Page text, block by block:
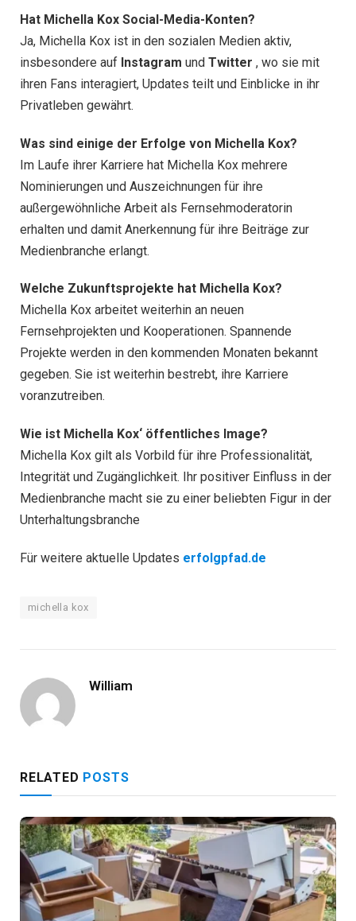
Hat Michella Kox Social-Media-Konten?
Ja, Michella Kox ist in den sozialen Medien aktiv,
insbesondere auf Instagram und Twitter , wo sie mit
ihren Fans interagiert, Updates teilt und Einblicke in ihr
Privatleben gewährt.
Was sind einige der Erfolge von Michella Kox?
Im Laufe ihrer Karriere hat Michella Kox mehrere
Nominierungen und Auszeichnungen für ihre
außergewöhnliche Arbeit als Fernsehmoderatorin
erhalten und damit Anerkennung für ihre Beiträge zur
Medienbranche erlangt.
Welche Zukunftsprojekte hat Michella Kox?
Michella Kox arbeitet weiterhin an neuen
Fernsehprojekten und Kooperationen. Spannende
Projekte werden in den kommenden Monaten bekannt
gegeben. Sie ist weiterhin bestrebt, ihre Karriere
voranzutreiben.
Wie ist Michella Kox‘ öffentliches Image?
Michella Kox gilt als Vorbild für ihre Professionalität,
Integrität und Zugänglichkeit. Ihr positiver Einfluss in der
Medienbranche macht sie zu einer beliebten Figur in der
Unterhaltungsbranche
Für weitere aktuelle Updates erfolgpfad.de
michella kox
William
RELATED POSTS